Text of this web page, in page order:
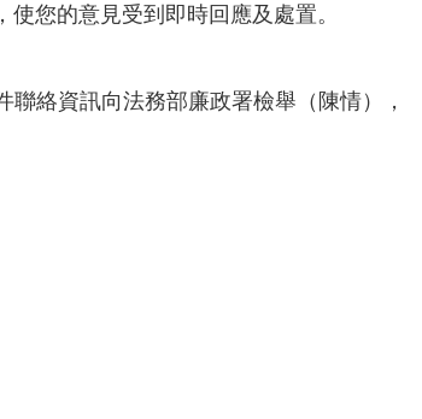
您的意見受到即時回應及處置。
絡資訊向法務部廉政署檢舉（陳情），